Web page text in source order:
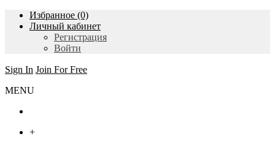
Избранное (0)
Личный кабинет
Регистрация
Войти
Sign In Join For Free
MENU
+